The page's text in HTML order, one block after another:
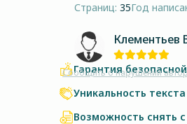
Страниц: 35Год
Клементьев
Сообщить о нарушении
Гарантия
Уникальность
Возможность снять